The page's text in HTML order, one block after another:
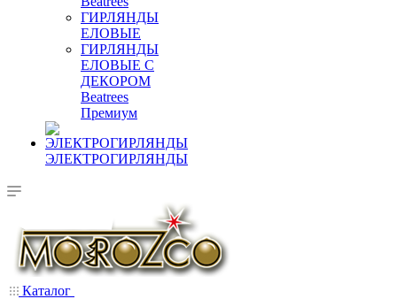
ГИРЛЯНДЫ
ЕЛОВЫЕ
ГИРЛЯНДЫ
ЕЛОВЫЕ С
ДЕКОРОМ
Beatrees
Премиум
ЭЛЕКТРОГИРЛЯНДЫ
Каталог